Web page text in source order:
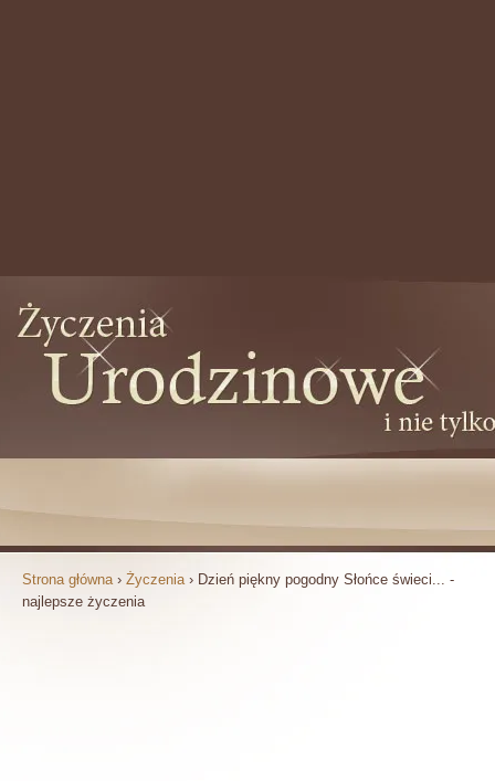
Strona główna › Życzenia › Dzień piękny pogodny Słońce świeci... -
najlepsze życzenia